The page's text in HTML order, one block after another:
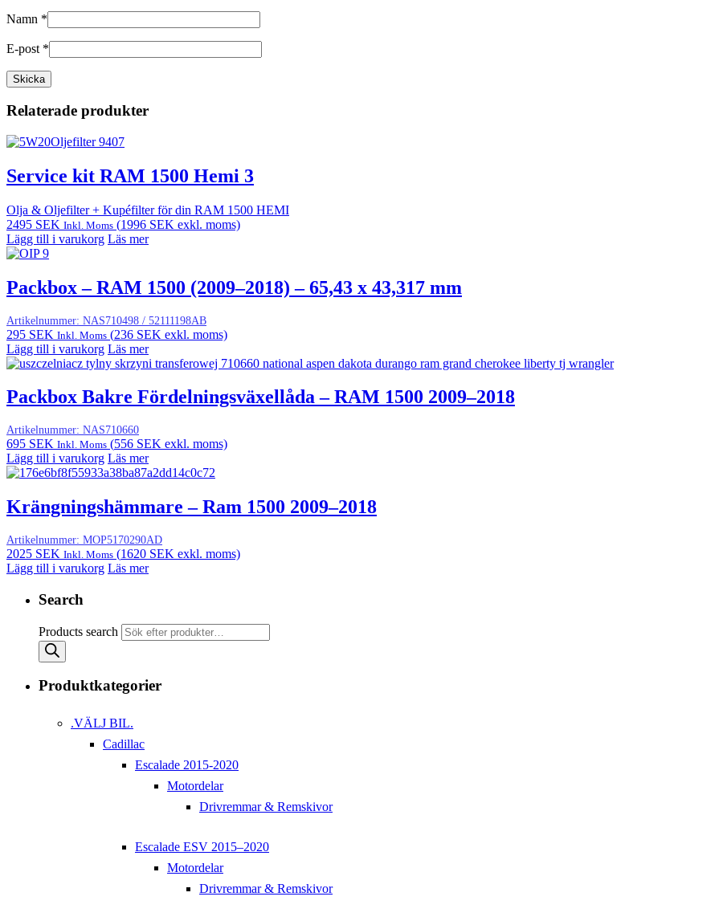
Namn *
E-post *
Relaterade produkter
Service kit RAM 1500 Hemi 3
Olja & Oljefilter + Kupéfilter för din RAM 1500 HEMI
2495 SEK Inkl. Moms (1996 SEK exkl. moms)
Lägg till i varukorg Läs mer
Packbox – RAM 1500 (2009–2018) – 65,43 x 43,317 mm
Artikelnummer: NAS710498 / 52111198AB
295 SEK Inkl. Moms (236 SEK exkl. moms)
Lägg till i varukorg Läs mer
Packbox Bakre Fördelningsväxellåda – RAM 1500 2009–2018
Artikelnummer: NAS710660
695 SEK Inkl. Moms (556 SEK exkl. moms)
Lägg till i varukorg Läs mer
Krängningshämmare – Ram 1500 2009–2018
Artikelnummer: MOP5170290AD
2025 SEK Inkl. Moms (1620 SEK exkl. moms)
Lägg till i varukorg Läs mer
Search
Products search
Produktkategorier
.VÄLJ BIL.
Cadillac
Escalade 2015-2020
Motordelar
Drivremmar & Remskivor
Escalade ESV 2015–2020
Motordelar
Drivremmar & Remskivor